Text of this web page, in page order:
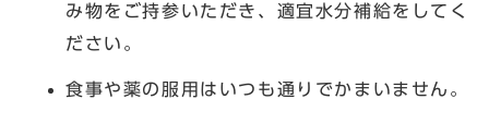
み物をご持参いただき、適宜水分補給をしてく
ださい。
食事や薬の服用はいつも通りでかまいません。